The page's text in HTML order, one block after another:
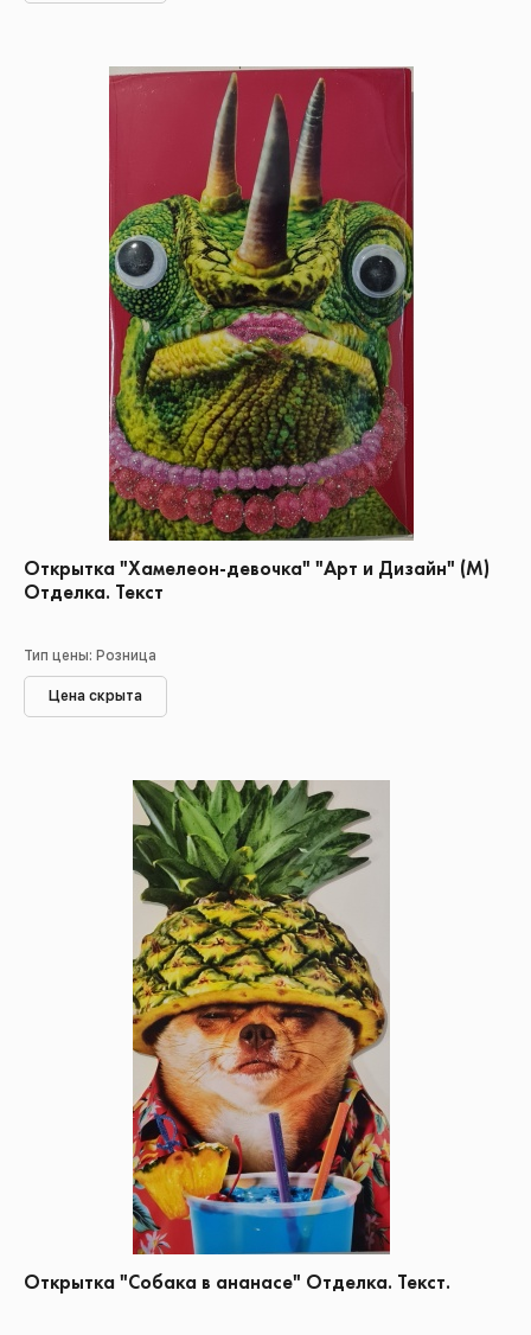
Открытка "Хамелеон-девочка" "Арт и Дизайн" (М)
Отделка. Текст
Тип цены: Розница
Цена скрыта
Открытка "Собака в ананасе" Отделка. Текст.